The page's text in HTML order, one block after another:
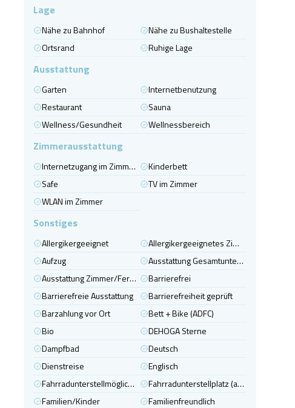
Lage
Nähe zu Bahnhof
Nähe zu Bushaltestelle
Ortsrand
Ruhige Lage
Ausstattung
Garten
Internetbenutzung
Restaurant
Sauna
Wellness/Gesundheit
Wellnessbereich
Zimmerausstattung
Internetzugang im Zimmer (kabelgebunden)
Kinderbett
Safe
TV im Zimmer
WLAN im Zimmer
Sonstiges
Allergikergeeignet
Allergikergeeignetes Zimmer
Aufzug
Ausstattung Gesamtunterkunft
Ausstattung Zimmer/Ferienwohnung/Ferienhaus
Barrierefrei
Barrierefreie Ausstattung
Barrierefreiheit geprüft
Barzahlung vor Ort
Bett + Bike (ADFC)
Bio
DEHOGA Sterne
Dampfbad
Deutsch
Dienstreise
Englisch
Fahrradunterstellmöglichkeit
Fahrradunterstellplatz (abschliessbar)
Familien/Kinder
Familienfreundlich